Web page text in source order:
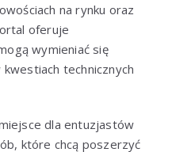
na rynku oraz
oferuje
wymieniać się
technicznych
dla entuzjastów
które chcą poszerzyć